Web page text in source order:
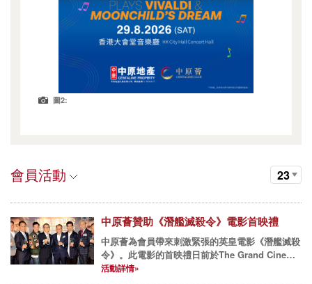
圖2:
會員活動 23
中原薈贊助《潛艦滅殺令》電影首映禮
中原薈為會員帶來刺激緊張的英皇電影《潛艦滅殺
令》。此電影的首映禮日前於The Grand Cinema
圓滿舉行。 中原薈創會會長暨中原地產亞太區主
活動詳情»